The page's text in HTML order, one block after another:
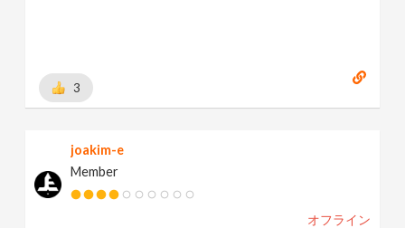
3
joakim-e
Member
オフライン